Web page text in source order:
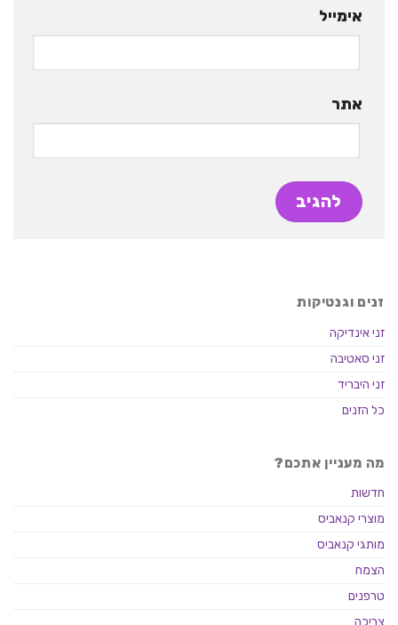
אימייל
אתר
זנים וגנטיקות
זני אינדיקה
זני סאטיבה
זני היבריד
כל הזנים
מה מעניין אתכם?
חדשות
מוצרי קנאביס
מותגי קנאביס
הצמח
טרפנים